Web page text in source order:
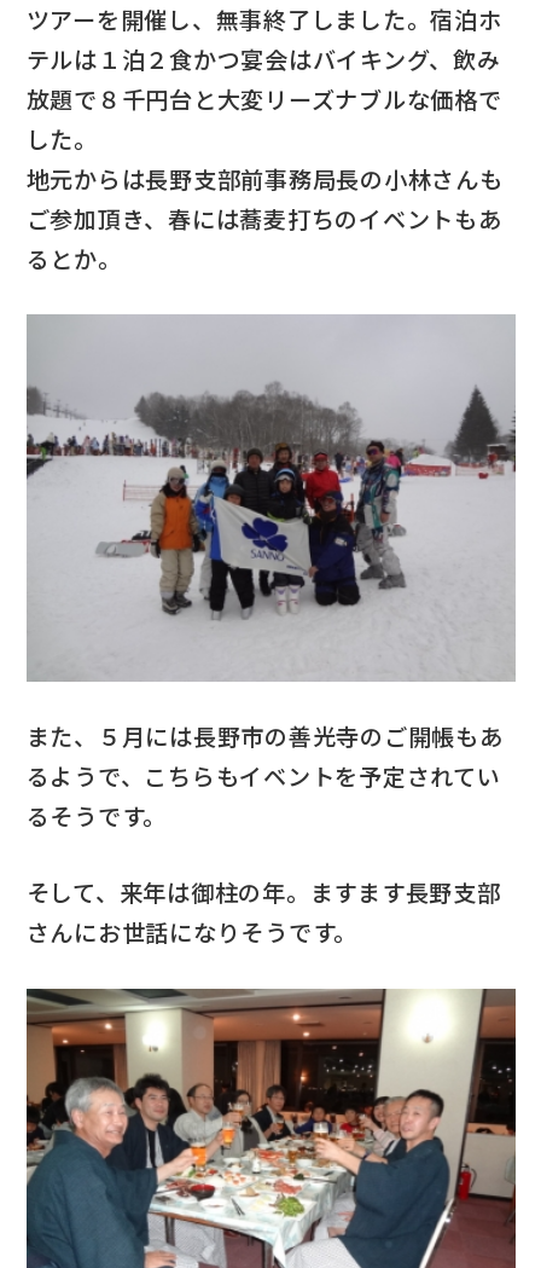
ツアーを開催し、無事終了しました。宿泊ホ
テルは１泊２食かつ宴会はバイキング、飲み
放題で８千円台と大変リーズナブルな価格で
した。
地元からは長野支部前事務局長の小林さんも
ご参加頂き、春には蕎麦打ちのイベントもあ
るとか。
また、５月には長野市の善光寺のご開帳もあ
るようで、こちらもイベントを予定されてい
るそうです。
そして、来年は御柱の年。ますます長野支部
さんにお世話になりそうです。